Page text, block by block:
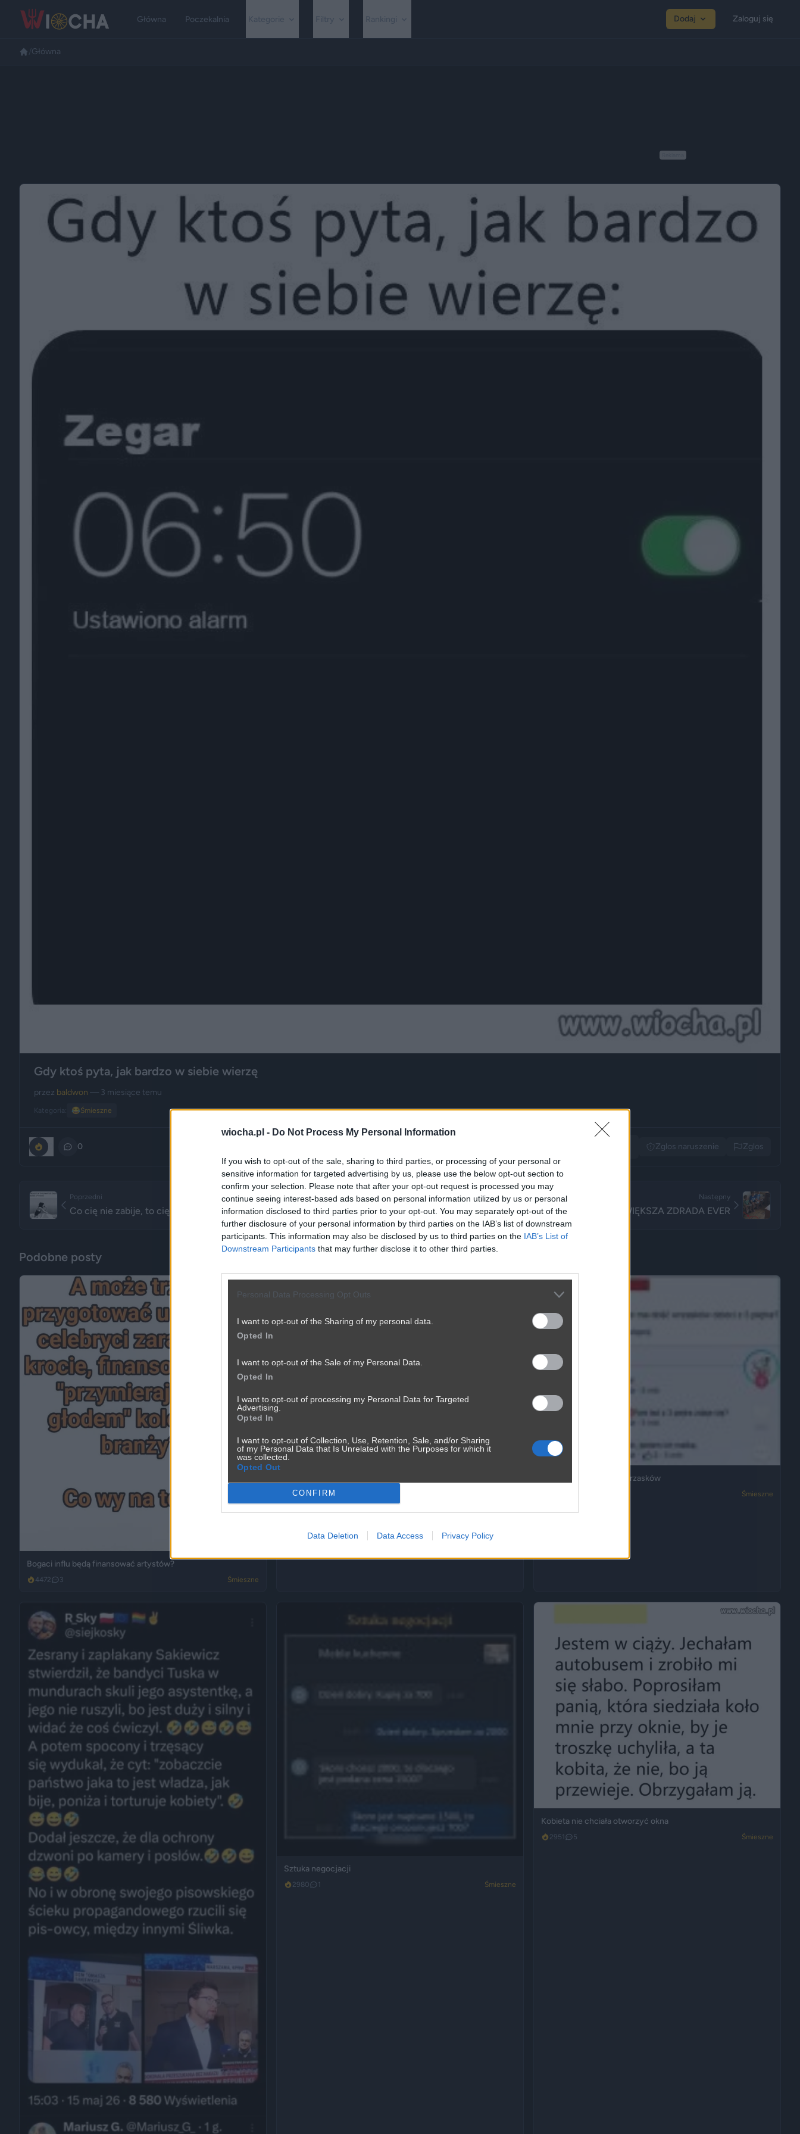
wiocha.pl - Do Not Process My Personal Information
If you wish to opt-out of the sale, sharing to third parties, or processing of your personal or
sensitive information for targeted advertising by us, please use the below opt-out section to
confirm your selection. Please note that after your opt-out request is processed you may
continue seeing interest-based ads based on personal information utilized by us or personal
information disclosed to third parties prior to your opt-out. You may separately opt-out of the
further disclosure of your personal information by third parties on the IAB’s list of downstream
participants. This information may also be disclosed by us to third parties on the IAB’s List of
Downstream Participants that may further disclose it to other third parties.
Personal Data Processing Opt Outs
I want to opt-out of the Sharing of my personal data.
Opted In
I want to opt-out of the Sale of my Personal Data.
Opted In
I want to opt-out of processing my Personal Data for Targeted
Advertising.
Opted In
I want to opt-out of Collection, Use, Retention, Sale, and/or Sharing
of my Personal Data that Is Unrelated with the Purposes for which it
was collected.
Opted Out
CONFIRM
Data Deletion Data Access Privacy Policy
Główna Poczekalnia Dodaj Zaloguj się
Główna
Gdy ktoś pyta, jak bardzo w siebie wierzę
przez baldwon — 3 miesiące temu
Kategoria: 😂Śmieszne
0 Zglos naruszenie Zglos
Poprzedni
Co cię nie zabije, to cię przyprawi o bezsenność
Następny
NAJWIĘKSZA ZDRADA EVER
Podobne posty
Bogaci influ będą finansować artystów?
4472 3 Śmieszne
2 Śmieszne
Ja też mam dosyć ich wrzasków
Śmieszne
Sztuka negocjacji
2980 1 Śmieszne
Kobieta nie chciała otworzyć okna
2951 5 Śmieszne